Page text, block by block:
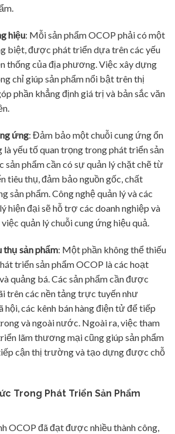
hiệu: Mỗi sản phẩm OCOP phải có một
biệt, được phát triển dựa trên các yếu
thống của địa phương. Việc xây dựng
chỉ giúp sản phẩm nổi bật trên thị
phần khẳng định giá trị và bản sắc văn
ứng: Đảm bảo một chuỗi cung ứng ổn
là yếu tố quan trọng trong phát triển sản
sản phẩm cần có sự quản lý chặt chẽ từ
tiêu thụ, đảm bảo nguồn gốc, chất
sản phẩm. Công nghệ quản lý và các
hiện đại sẽ hỗ trợ các doanh nghiệp và
quản lý chuỗi cung ứng hiệu quả.
thụ sản phẩm: Một phần không thể thiếu
triển sản phẩm OCOP là các hoạt
quảng bá. Các sản phẩm cần được
trên các nền tảng trực tuyến như
hội, các kênh bán hàng điện tử để tiếp
và ngoài nước. Ngoài ra, việc tham
lãm thương mại cũng giúp sản phẩm
cận thị trường và tạo dựng được chỗ
Trong Phát Triển Sản Phẩm
OCOP đã đạt được nhiều thành công,